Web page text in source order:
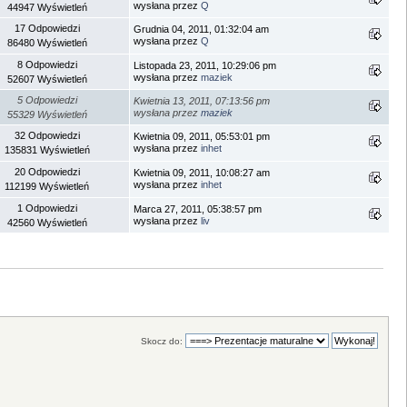
44947 Wyświetleń
wysłana przez Q
17 Odpowiedzi
86480 Wyświetleń
Grudnia 04, 2011, 01:32:04 am
wysłana przez Q
8 Odpowiedzi
52607 Wyświetleń
Listopada 23, 2011, 10:29:06 pm
wysłana przez maziek
5 Odpowiedzi
55329 Wyświetleń
Kwietnia 13, 2011, 07:13:56 pm
wysłana przez maziek
32 Odpowiedzi
135831 Wyświetleń
Kwietnia 09, 2011, 05:53:01 pm
wysłana przez inhet
20 Odpowiedzi
112199 Wyświetleń
Kwietnia 09, 2011, 10:08:27 am
wysłana przez inhet
1 Odpowiedzi
42560 Wyświetleń
Marca 27, 2011, 05:38:57 pm
wysłana przez liv
Skocz do: